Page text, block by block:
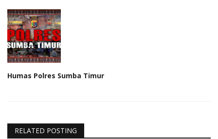
Humas Polres Sumba Timur
RELATED POSTING